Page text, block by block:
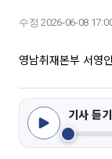
수정 2026-06-08
영남취재본부 서영
기사 듣기